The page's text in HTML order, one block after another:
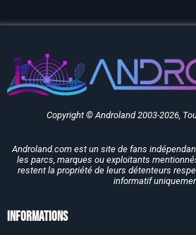
Copyright © Androland 2003-2026,
Androland.com est un site de fans
les parcs, marques ou exploitants
restent la propriété de leurs détenteurs
informatif
Informations